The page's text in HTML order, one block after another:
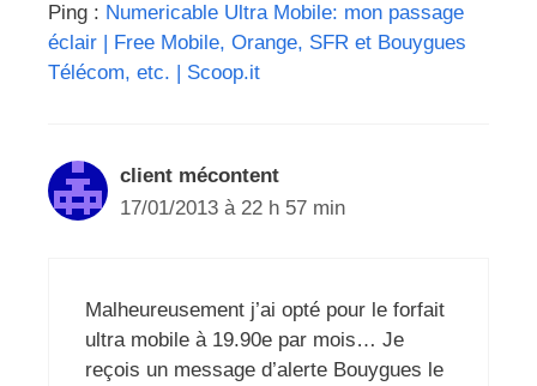
Ping : Numericable Ultra Mobile: mon passage
éclair | Free Mobile, Orange, SFR et Bouygues
Télécom, etc. | Scoop.it
client mécontent
17/01/2013 à 22 h 57 min
Malheureusement j’ai opté pour le forfait
ultra mobile à 19.90e par mois… Je
reçois un message d’alerte Bouygues le